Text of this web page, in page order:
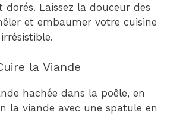
dorés. Laissez la douceur des
et embaumer votre cuisine
la Viande
hachée dans la poêle, en
la viande avec une spatule en